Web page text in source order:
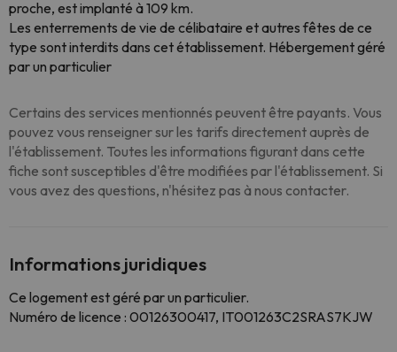
proche, est implanté à 109 km.
Les enterrements de vie de célibataire et autres fêtes de ce
type sont interdits dans cet établissement. Hébergement géré
par un particulier
Certains des services mentionnés peuvent être payants. Vous
pouvez vous renseigner sur les tarifs directement auprès de
l'établissement. Toutes les informations figurant dans cette
fiche sont susceptibles d'être modifiées par l'établissement. Si
vous avez des questions, n'hésitez pas à nous contacter.
Informations juridiques
Ce logement est géré par un particulier.
Numéro de licence : 00126300417, IT001263C2SRAS7KJW